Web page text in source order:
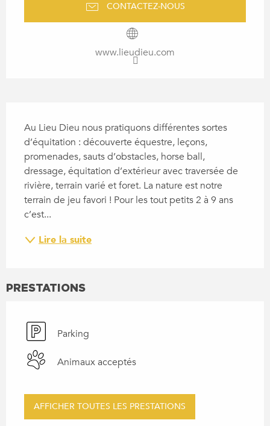
CONTACTEZ-NOUS
www.lieudieu.com
Au Lieu Dieu nous pratiquons différentes sortes
d’équitation : découverte équestre, leçons,
promenades, sauts d’obstacles, horse ball,
dressage, équitation d’extérieur avec traversée de
rivière, terrain varié et foret. La nature est notre
terrain de jeu favori ! Pour les tout petits 2 à 9 ans
c’est...
Lire la suite
PRESTATIONS
Parking
Animaux acceptés
AFFICHER TOUTES LES PRESTATIONS